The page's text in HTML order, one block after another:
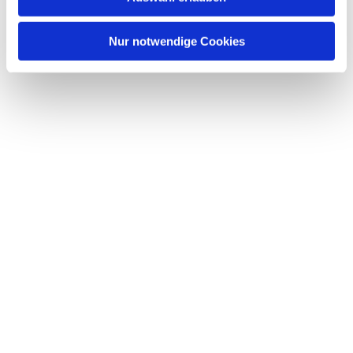
Nur notwendige Cookies
interessieren